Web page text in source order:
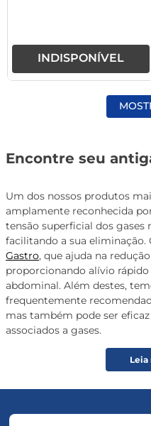
INDISPONÍVEL
Encontre seu
Um dos nossos produtos
amplamente reconhecida
tensão superficial dos gases
facilitando a sua eliminação.
Gastro, que ajuda na
proporcionando alívio
abdominal. Além destes,
frequentemente
mas também pode ser
associados a gases.
Leia